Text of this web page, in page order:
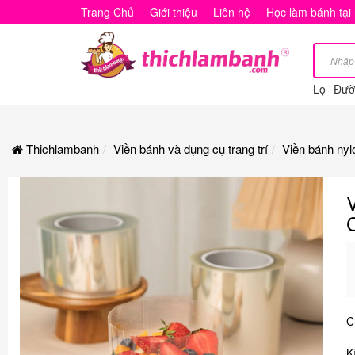
Viền
bọc
bánh
Mousse
(loại
cứng
dày),
mica
Trang Chủ Giới thiệu Liên hệ Học làm bánh tại
Lọ
Thichlambanh Viền bánh và dụng cụ trang trí Viền bánh